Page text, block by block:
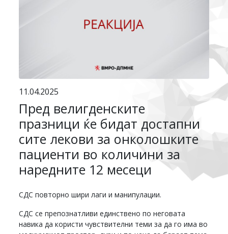
11.04.2025
Пред велигденските
празници ќе бидат достапни
сите лекови за онколошките
пациенти во количини за
наредните 12 месеци
СДС повторно шири лаги и манипулации.
СДС се препознатливи единствено по неговата
навика да користи чувствителни теми за да го има во